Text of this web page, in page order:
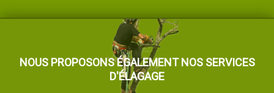
NOUS PROPOSONS ÉGALEMENT NOS SERVICES
D'ÉLAGAGE